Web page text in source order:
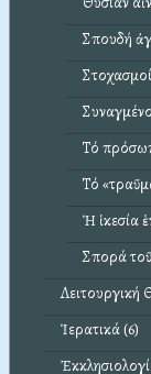
Σπουδή
Τό
Τό
Ἡ ἱκεσία
Σπορά
Λειτουργική
Ἱερατικά (6)